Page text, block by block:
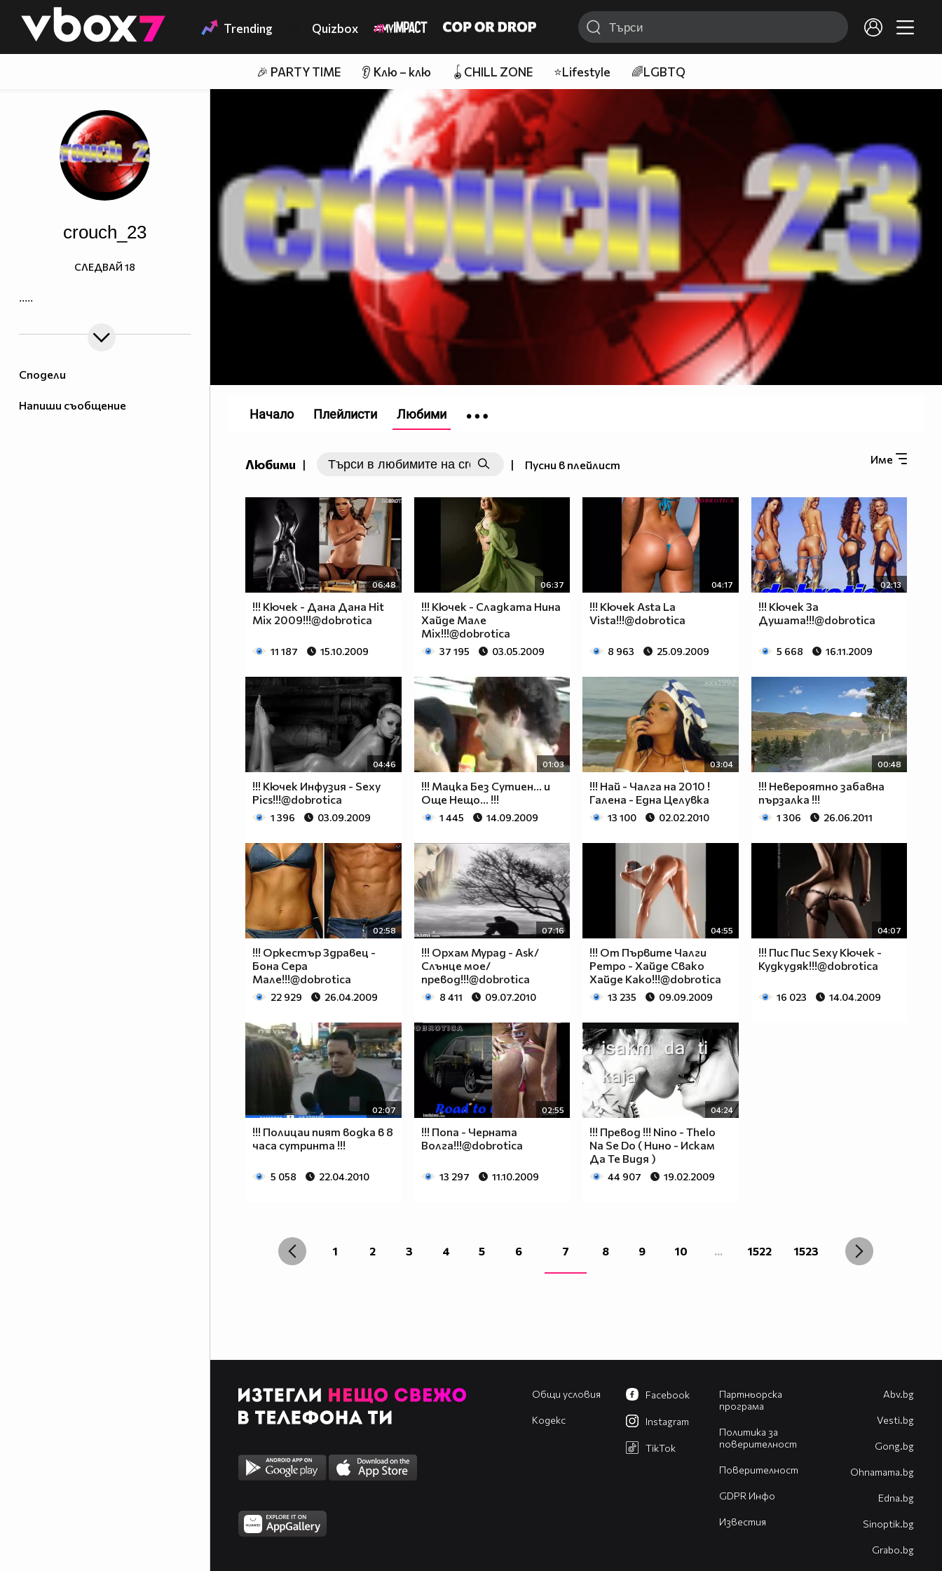
👾 Trending Quizbox
🎉 PARTY TIME 👂 Клю – клю 🪀CHILL ZONE ⭐Lifestyle 🌈LGBTQ
Сподели
Напиши съобщение
crouch_23
.....
СЛЕДВАЙ 18
Любими | | Пусни в плейлист Име
06:48
!!! Кючек - Дана Дана Hit
Mix 2009!!!@dobrotica
11 187 15.10.2009
06:37
!!! Кючек - Сладката Нина
Хайде Мале
Mix!!!@dobrotica
37 195 03.05.2009
04:17
!!! Кючек Asta La
Vista!!!@dobrotica
8 963 25.09.2009
02:13
!!! Кючек За
Душата!!!@dobrotica
5 668 16.11.2009
04:46
!!! Кючек Инфузия - Sexy
Pics!!!@dobrotica
1 396 03.09.2009
01:03
!!! Мацка Без Сутиен... и
Още Нещо... !!!
1 445 14.09.2009
03:04
!!! Най - Чалга на 2010 !
Галена - Една Целувка
13 100 02.02.2010
00:48
!!! Невероятно забавна
пързалка !!!
1 306 26.06.2011
02:58
!!! Оркестър Здравец -
Бона Сера
Мале!!!@dobrotica
22 929 26.04.2009
07:16
!!! Орхам Мурад - Ask/
Слънце мое/
превод!!!@dobrotica
8 411 09.07.2010
04:55
!!! От Първите Чалги
Ретро - Хайде Свако
Хайде Како!!!@dobrotica
13 235 09.09.2009
04:07
!!! Пис Пис Sexy Кючек -
Кудкудяк!!!@dobrotica
16 023 14.04.2009
02:07
!!! Полицаи пият водка в 8
часа сутринта !!!
5 058 22.04.2010
02:55
!!! Попа - Черната
Волга!!!@dobrotica
13 297 11.10.2009
04:24
!!! Превод !!! Nino - Thelo
Na Se Do ( Нино - Искам
Да Те Видя )
44 907 19.02.2009
1 2 3 4 5 6 7 8 9 10 ... 1522 1523
Начало Плейлисти Любими
Общи условия
Кодекс
Партньорска
програма
Политика за
поверителност
Поверителност
GDPR Инфо
Известия
Facebook
Instagram
TikTok
Abv.bg
Vesti.bg
Gong.bg
Оhnamama.bg
Edna.bg
Sinoptik.bg
Grabo.bg